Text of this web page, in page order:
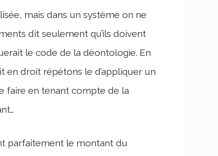
mais dans un système on ne
dit seulement qu’ils doivent
le code de la déontologie. En
en droit répétons le d’appliquer un
faire en tenant compte de la
parfaitement le montant du